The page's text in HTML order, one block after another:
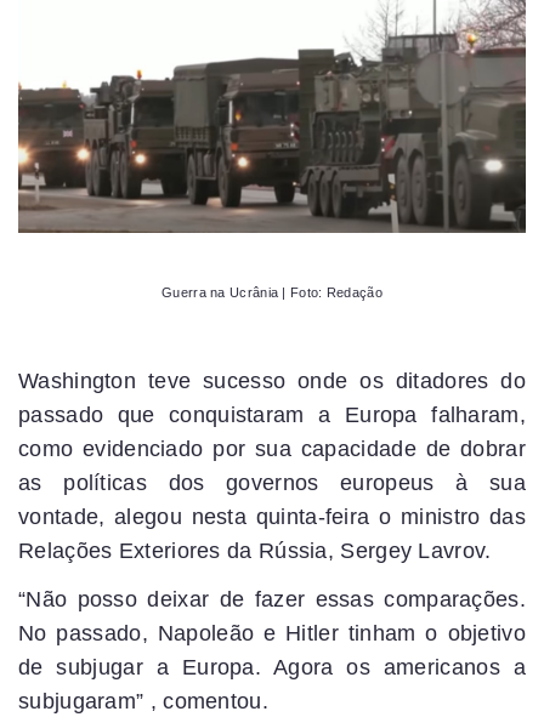
Guerra na Ucrânia | Foto: Redação
Washington teve sucesso onde os ditadores do
passado que conquistaram a Europa falharam,
como evidenciado por sua capacidade de dobrar
as políticas dos governos europeus à sua
vontade, alegou nesta quinta-feira o ministro das
Relações Exteriores da Rússia, Sergey Lavrov.
“Não posso deixar de fazer essas comparações.
No passado, Napoleão e Hitler tinham o objetivo
de subjugar a Europa. Agora os americanos a
subjugaram” , comentou.